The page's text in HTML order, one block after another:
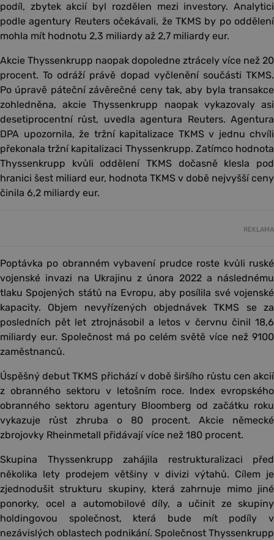
podíl, zbytek akcií byl rozdělen mezi investory. Analytici
podle agentury Reuters očekávali, že TKMS by po oddělení
mohla mít hodnotu 2,3 miliardy až 2,7 miliardy eur.
Akcie Thyssenkrupp naopak dopoledne ztrácely více než 20
procent. To odráží právě dopad vyčlenění součásti TKMS.
Po úpravě páteční závěrečné ceny tak, aby byla transakce
zohledněna, akcie Thyssenkrupp naopak vykazovaly asi
desetiprocentní růst, uvedla agentura Reuters. Agentura
DPA upozornila, že tržní kapitalizace TKMS v jednu chvíli
překonala tržní kapitalizaci Thyssenkrupp. Zatímco hodnota
Thyssenkrupp kvůli oddělení TKMS dočasně klesla pod
hranici šest miliard eur, hodnota TKMS v době nejvyšší ceny
činila 6,2 miliardy eur.
REKLAMA
Poptávka po obranném vybavení prudce roste kvůli ruské
vojenské invazi na Ukrajinu z února 2022 a následnému
tlaku Spojených států na Evropu, aby posílila své vojenské
kapacity. Objem nevyřízených objednávek TKMS se za
posledních pět let ztrojnásobil a letos v červnu činil 18,6
miliardy eur. Společnost má po celém světě více než 9100
zaměstnanců.
Úspěšný debut TKMS přichází v době širšího růstu cen akcií
z obranného sektoru v letošním roce. Index evropského
obranného sektoru agentury Bloomberg od začátku roku
vykazuje růst zhruba o 80 procent. Akcie německé
zbrojovky Rheinmetall přidávají více než 180 procent.
Skupina Thyssenkrupp zahájila restrukturalizaci před
několika lety prodejem většiny v divizi výtahů. Cílem je
zjednodušit strukturu skupiny, která zahrnuje mimo jiné
ponorky, ocel a automobilové díly, a učinit ze skupiny
holdingovou společnost, která bude mít podíly v
nezávislých oblastech podnikání. Společnost Thyssenkrupp